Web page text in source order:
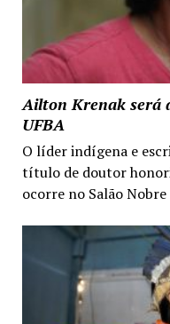
Ailton Krenak será
UFBA
O líder indígena e
título de doutor
ocorre no Salão